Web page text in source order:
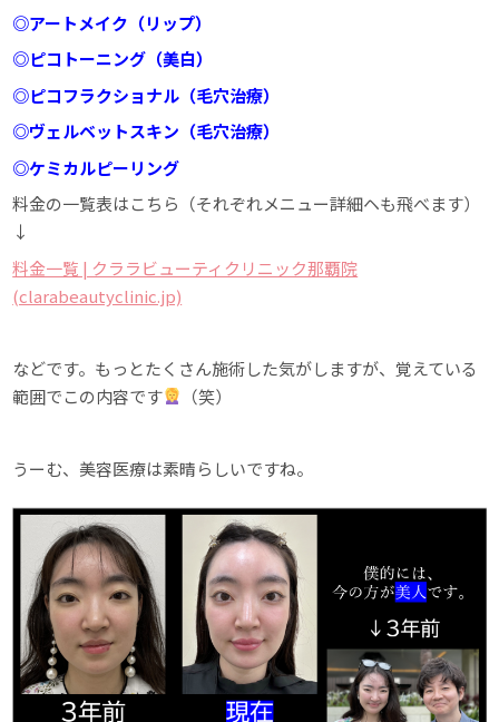
◎アートメイク（リップ）
◎ピコトーニング（美白）
◎ピコフラクショナル（毛穴治療）
◎ヴェルベットスキン（毛穴治療）
◎ケミカルピーリング
料金の一覧表はこちら（それぞれメニュー詳細ヘも飛べます）
↓
料金一覧 | クララビューティクリニック那覇院
(clarabeautyclinic.jp)
などです。もっとたくさん施術した気がしますが、覚えている
範囲でこの内容です
（笑）
うーむ、美容医療は素晴らしいですね。